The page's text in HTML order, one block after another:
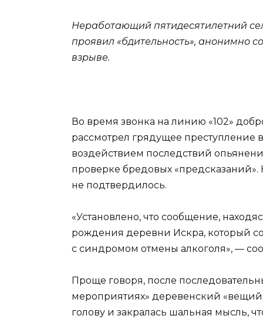
Неработающий пятидесятилетний
проявил «бдительность», анонимно
взрыве.
Во время звонка на линию «102»
рассмотрел грядущее преступление
воздействием последствий
проверке бредовых
не подтвердилось.
«Установлено, что сообщение,
рождения деревни Искра, который
с синдромом отмены алкоголя», —
Проще говоря, после
мероприятиях» деревенский «вещий
голову и закралась шальная мысль,